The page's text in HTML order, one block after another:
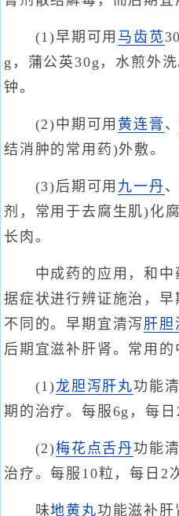
(1)早期可用 马齿苋
g，蒲公英30g，水煎外
钟。
(2)中期可用 黄连膏 、
结消肿的常用药)外敷。
(3)后期可用 九一丹
剂，常用于去腐生肌)化
长肉。
中成药的应用，和中
据症状进行辨证施治，
不同的。早期宜清泻 肝胆
后期宜滋补肝肾。常用的
(1)龙胆泻肝丸功能
期的治疗。每服6g，每日
(2)梅花点舌丹功能
治疗。每服10粒，每日2
味地黄丸功能滋补肝